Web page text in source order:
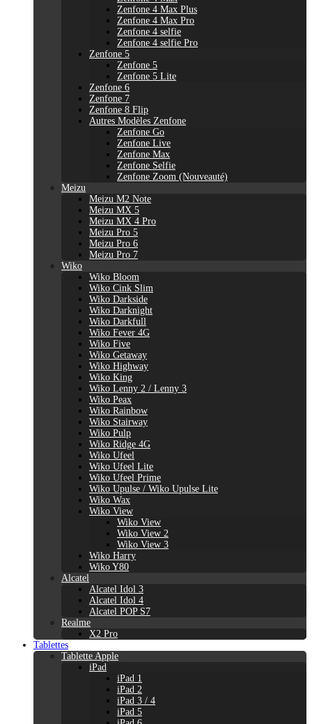
Zenfone 4 Max Plus
Zenfone 4 Max Pro
Zenfone 4 selfie
Zenfone 4 selfie Pro
Zenfone 5
Zenfone 5
Zenfone 5 Lite
Zenfone 6
Zenfone 7
Zenfone 8 Flip
Autres Modèles Zenfone
Zenfone Go
Zenfone Live
Zenfone Max
Zenfone Selfie
Zenfone Zoom (Nouveauté)
Meizu
Meizu M2 Note
Meizu MX 5
Meizu MX 4 Pro
Meizu Pro 5
Meizu Pro 6
Meizu Pro 7
Wiko
Wiko Bloom
Wiko Cink Slim
Wiko Darkside
Wiko Darknight
Wiko Darkfull
Wiko Fever 4G
Wiko Five
Wiko Getaway
Wiko Highway
Wiko King
Wiko Lenny 2 / Lenny 3
Wiko Peax
Wiko Rainbow
Wiko Stairway
Wiko Pulp
Wiko Ridge 4G
Wiko Ufeel
Wiko Ufeel Lite
Wiko Ufeel Prime
Wiko Upulse / Wiko Upulse Lite
Wiko Wax
Wiko View
Wiko View
Wiko View 2
Wiko View 3
Wiko Harry
Wiko Y80
Alcatel
Alcatel Idol 3
Alcatel Idol 4
Alcatel POP S7
Realme
X2 Pro
Tablettes
Tablette Apple
iPad
iPad 1
iPad 2
iPad 3 / 4
iPad 5